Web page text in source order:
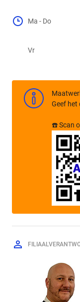
Ma - Do
Vr
Geef het
☎️ Scan